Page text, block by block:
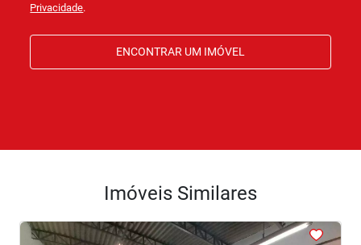
Privacidade.
ENCONTRAR UM IMÓVEL
Imóveis Similares
< <<<